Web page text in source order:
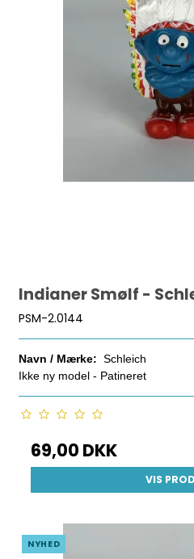
Indianer Smølf -
PSM-2.0144
Navn / Mærke: Schleich
Ikke ny model - Patineret
69,00 DKK
VIS
NYHED